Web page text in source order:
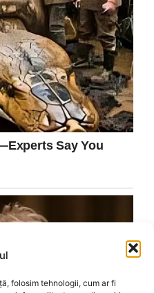
folosim tehnologii, cum ar fi